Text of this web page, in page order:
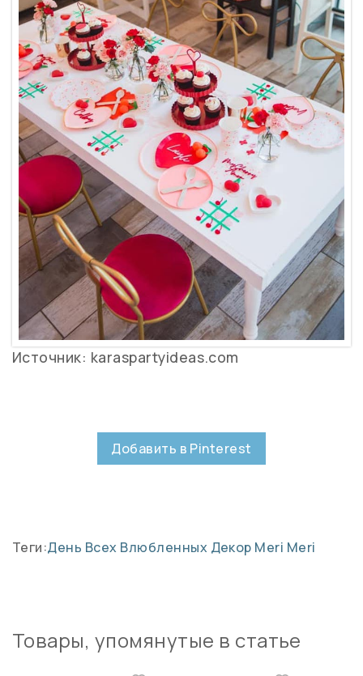
Источник: karaspartyideas.com
Добавить в Pinterest
Теги:День Всех Влюбленных Декор Meri Meri
Товары, упомянутые в статье